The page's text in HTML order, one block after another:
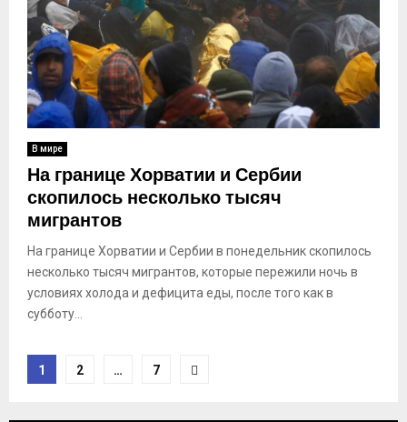
В мире
На границе Хорватии и Сербии
скопилось несколько тысяч
мигрантов
На границе Хорватии и Сербии в понедельник скопилось
несколько тысяч мигрантов, которые пережили ночь в
условиях холода и дефицита еды, после того как в
субботу...
Пагинация
1 2 … 7